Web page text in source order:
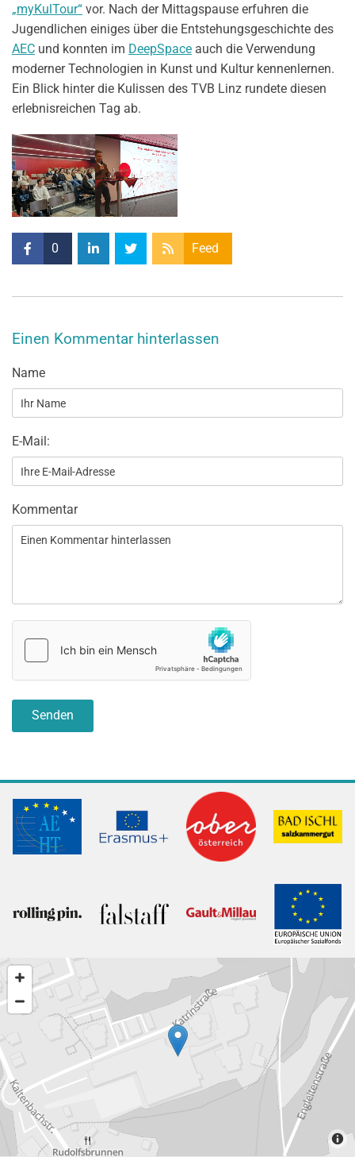
„myKulTour“ vor. Nach der Mittagspause erfuhren die
Jugendlichen einiges über die Entstehungsgeschichte des
AEC und konnten im DeepSpace auch die Verwendung
moderner Technologien in Kunst und Kultur kennenlernen.
Ein Blick hinter die Kulissen des TVB Linz rundete diesen
erlebnisreichen Tag ab.
0 Feed
Einen Kommentar hinterlassen
Name
E-Mail:
Kommentar